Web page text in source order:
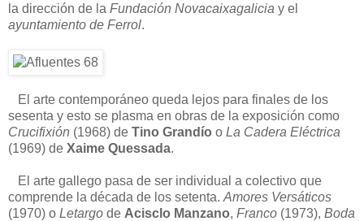
la dirección de la Fundación Novacaixagalicia y el
ayuntamiento de Ferrol.
El arte contemporáneo queda lejos para finales de los
sesenta y esto se plasma en obras de la exposición como
Crucifixión (1968) de Tino Grandío o La Cadera Eléctrica
(1969) de Xaime Quessada.
El arte gallego pasa de ser individual a colectivo que
comprende la década de los setenta. Amores Versáticos
(1970) o Letargo de Acisclo Manzano, Franco (1973), Boda